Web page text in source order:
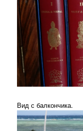
Вид с балкончика.